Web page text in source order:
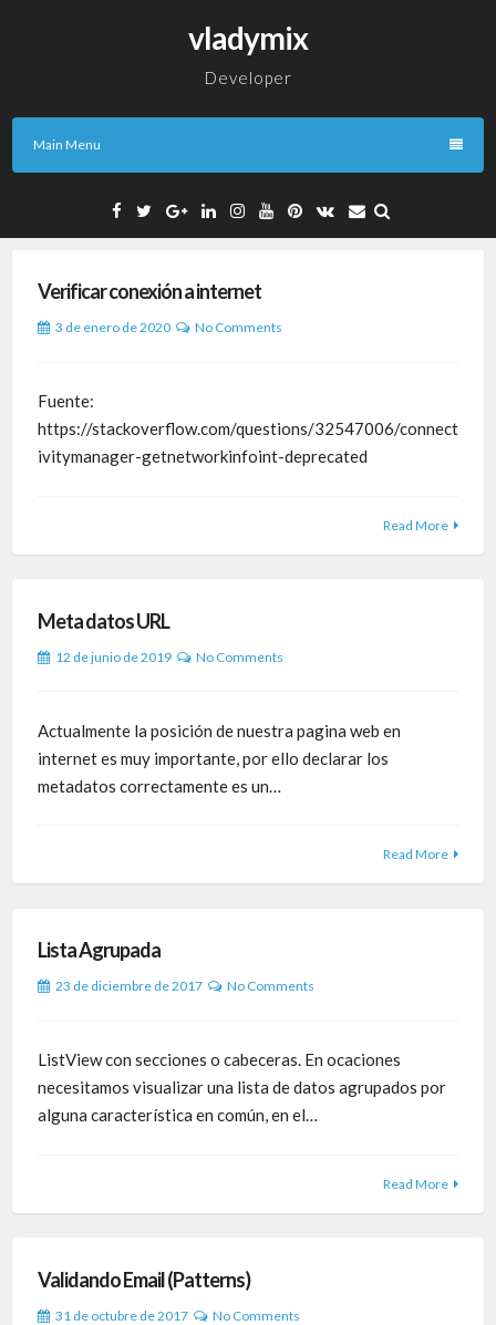
vladymix
Developer
Main Menu
Facebook
TwitterGoogleLinkedinInstagramYouTube
Pinterest
VK Email
Verificar conexión a internet
3 de enero de 2020 No Comments
Fuente:
https://stackoverflow.com/questions/32547006/connect
ivitymanager-getnetworkinfoint-deprecated
Read More
Meta datos URL
12 de junio de 2019 No Comments
Actualmente la posición de nuestra pagina web en
internet es muy importante, por ello declarar los
metadatos correctamente es un…
Read More
Lista Agrupada
23 de diciembre de 2017 No Comments
ListView con secciones o cabeceras. En ocaciones
necesitamos visualizar una lista de datos agrupados por
alguna característica en común, en el…
Read More
Validando Email (Patterns)
31 de octubre de 2017 No Comments